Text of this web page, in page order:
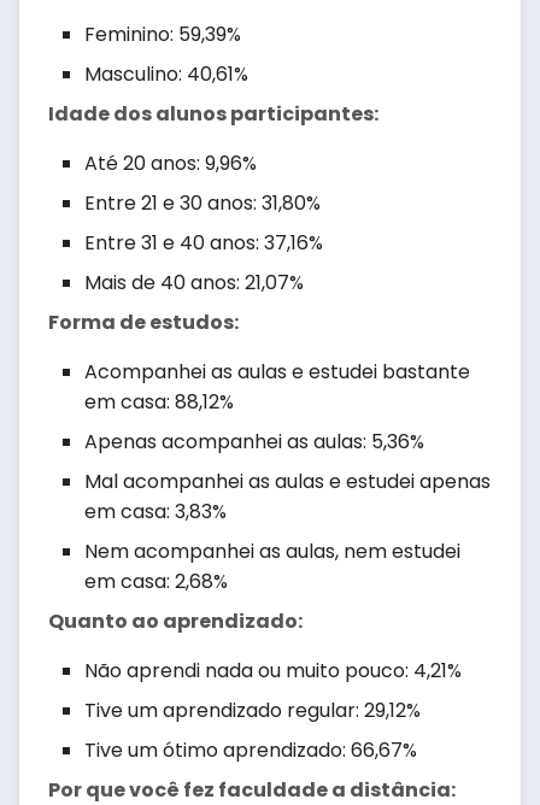
Feminino: 59,39%
Masculino: 40,61%
Idade dos alunos participantes:
Até 20 anos: 9,96%
Entre 21 e 30 anos: 31,80%
Entre 31 e 40 anos: 37,16%
Mais de 40 anos: 21,07%
Forma de estudos:
Acompanhei as aulas e estudei bastante
em casa: 88,12%
Apenas acompanhei as aulas: 5,36%
Mal acompanhei as aulas e estudei apenas
em casa: 3,83%
Nem acompanhei as aulas, nem estudei
em casa: 2,68%
Quanto ao aprendizado:
Não aprendi nada ou muito pouco: 4,21%
Tive um aprendizado regular: 29,12%
Tive um ótimo aprendizado: 66,67%
Por que você fez faculdade a distância: